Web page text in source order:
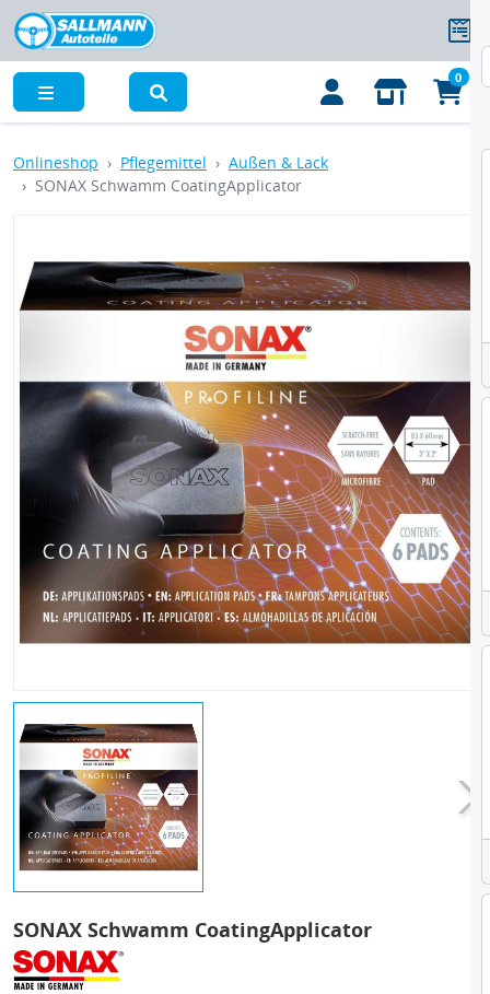
0
Onlineshop Pflegemittel
Außen & Lack
SONAX Schwamm CoatingApplicator
SONAX Schwamm CoatingApplicator